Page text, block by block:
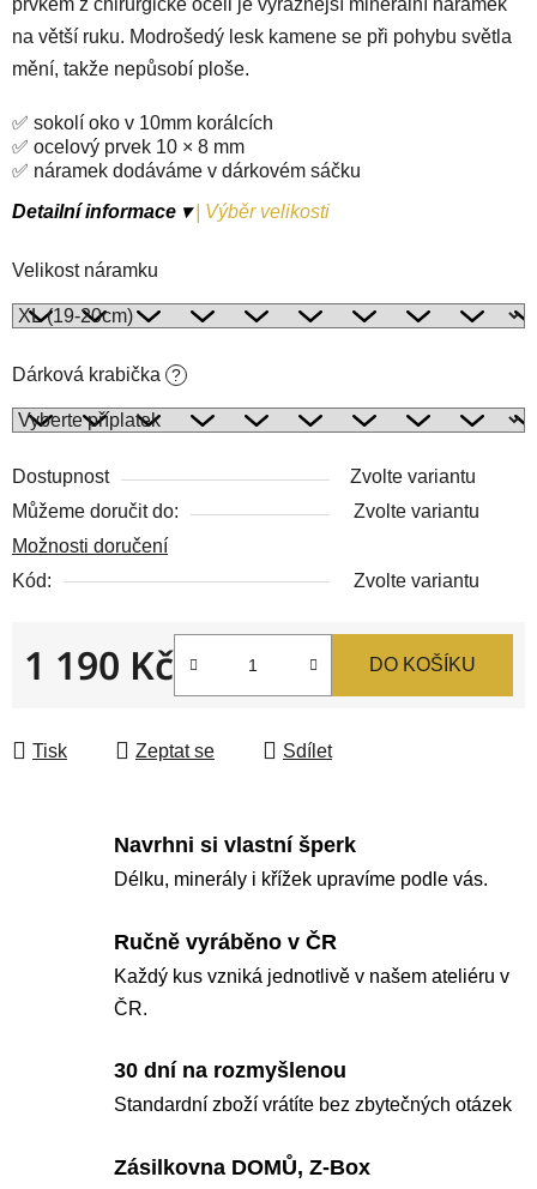
na větší ruku. Modrošedý lesk kamene se při pohybu světla
mění, takže nepůsobí ploše.
✅ sokolí oko v 10mm korálcích
✅ ocelový prvek 10 × 8 mm
✅ náramek dodáváme v dárkovém sáčku
Detailní informace ▾
Výběr velikosti
Velikost náramku
Dárková krabička ?
Dostupnost
Zvolte variantu
Můžeme doručit do:
Zvolte variantu
Možnosti doručení
Kód:
Zvolte variantu
1 190 Kč DO KOŠÍKU
Tisk Zeptat se Sdílet
Navrhni si vlastní šperk
Délku, minerály i křížek upravíme podle vás.
Ručně vyráběno v ČR
Každý kus vzniká jednotlivě v našem ateliéru v
ČR.
30 dní na rozmyšlenou
Standardní zboží vrátíte bez zbytečných otázek
Zásilkovna DOMŮ, Z-Box